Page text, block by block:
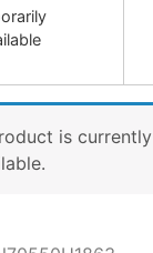
is currently